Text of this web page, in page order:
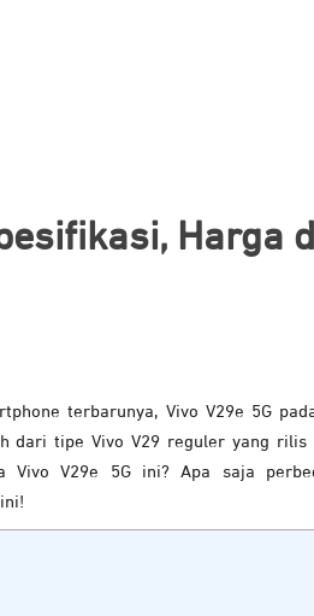
Harga
terbarunya, Vivo V29e 5G
dari tipe Vivo V29 reguler yang rilis
Vivo V29e 5G ini? Apa saja